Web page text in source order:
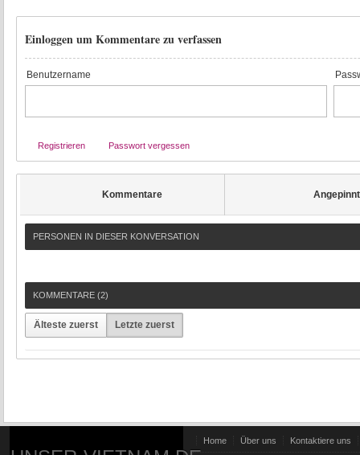
Einloggen um Kommentare zu verfassen
Benutzername
Registrieren Passwort vergessen
Kommentare Angepinnt
PERSONEN IN DIESER KONVERSATION
KOMMENTARE (2)
Älteste zuerst Letzte zuerst
Home Über uns Kontaktiere uns